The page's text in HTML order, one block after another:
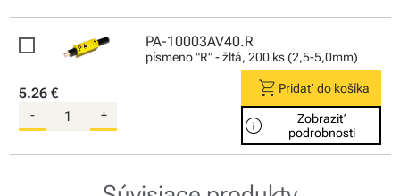
PA-10003AV40.R
písmeno "R" - žltá, 200 ks (2,5-5,0mm)
5.26 €
- +
shopping_cart Pridať do košíka
info
Zobraziť
podrobnosti